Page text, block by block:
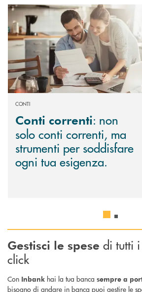
Scopri di più Conti correnti : non solo conti
CONTI
Conti correnti: non
solo conti correnti, ma
strumenti per soddisfare
ogni tua esigenza.
Gestisci le spese di tutti
click
Con Inbank hai la tua banca sempre a
bisogno di andare in banca puoi gestire le